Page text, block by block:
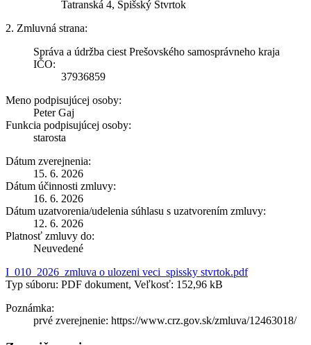
Tatranská 4, Spišský Štvrtok
2. Zmluvná strana:
Správa a údržba ciest Prešovského samosprávneho kraja
IČO:
37936859
Meno podpisujúcej osoby:
Peter Gaj
Funkcia podpisujúcej osoby:
starosta
Dátum zverejnenia:
15. 6. 2026
Dátum účinnosti zmluvy:
16. 6. 2026
Dátum uzatvorenia/udelenia súhlasu s uzatvorením zmluvy:
12. 6. 2026
Platnosť zmluvy do:
Neuvedené
I_010_2026_zmluva o ulozeni veci_spissky stvrtok.pdf
Typ súboru: PDF dokument, Veľkosť: 152,96 kB
Poznámka:
prvé zverejnenie: https://www.crz.gov.sk/zmluva/12463018/